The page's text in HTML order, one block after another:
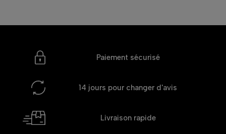
Paiement sécurisé
14 jours pour changer d'avis
Livraison rapide